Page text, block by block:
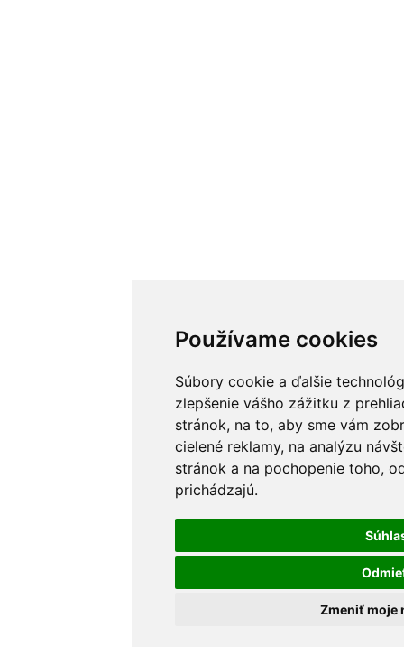
Používame cookies
Súbory cookie a ďalšie
zlepšenie vášho zážitku z
stránok, na to, aby sme vám
cielené reklamy, na analýzu
stránok a na pochopenie toho,
prichádzajú.
Zmeniť moje